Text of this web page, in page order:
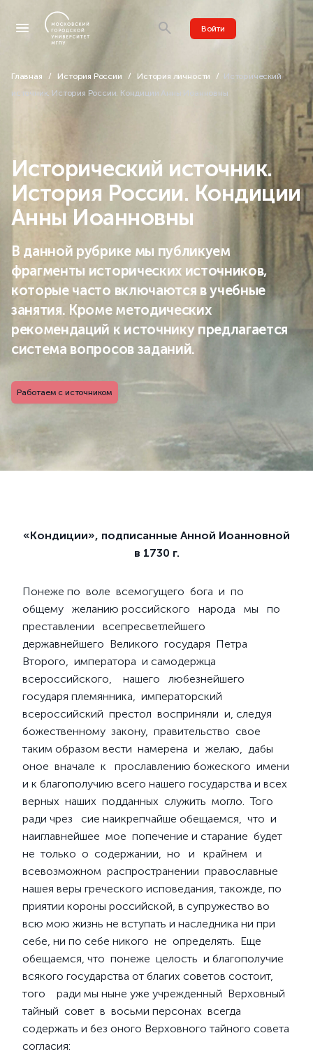
Войти
Главная История России История личности
Исторический
источник. История России. Кондиции Анны Иоанновны
Исторический источник.
История России. Кондиции
Анны Иоанновны
В данной рубрике мы публикуем
фрагменты исторических источников,
которые часто включаются в учебные
занятия. Кроме методических
рекомендаций к источнику предлагается
система вопросов заданий.
Работаем с источником
«Кондиции», подписанные Анной Иоанновной
в 1730 г.
Понеже по воле всемогущего бога и по
общему желанию российского народа мы по
преставлении всепресветлейшего
державнейшего Великого государя Петра
Второго, императора и самодержца
всероссийского, нашего любезнейшего
государя племянника, императорский
всероссийский престол восприняли и, следуя
божественному закону, правительство свое
таким образом вести намерена и желаю, дабы
оное вначале к прославлению божеского имени
и к благополучию всего нашего государства и всех
верных наших подданных служить могло. Того
ради чрез сие наикрепчайше обещаемся, что и
наиглавнейшее мое попечение и старание будет
не только о содержании, но и крайнем и
всевозможном распространении православные
нашея веры греческого исповедания, такожде, по
приятии короны российской, в супружество во
всю мою жизнь не вступать и наследника ни при
себе, ни по себе никого не определять. Еще
обещаемся, что понеже целость и благополучие
всякого государства от благих советов состоит,
того ради мы ныне уже учрежденный Верховный
тайный совет в восьми персонах всегда
содержать и без оного Верховного тайного совета
согласия: